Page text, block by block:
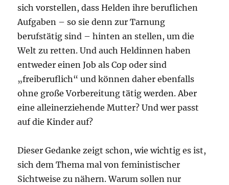
sich vorstellen, dass Helden ihre beruflichen
Aufgaben – so sie denn zur Tarnung
berufstätig sind – hinten an stellen, um die
Welt zu retten. Und auch Heldinnen haben
entweder einen Job als Cop oder sind
„freiberuflich“ und können daher ebenfalls
ohne große Vorbereitung tätig werden. Aber
eine alleinerziehende Mutter? Und wer passt
auf die Kinder auf?
Dieser Gedanke zeigt schon, wie wichtig es ist,
sich dem Thema mal von feministischer
Sichtweise zu nähern. Warum sollen nur